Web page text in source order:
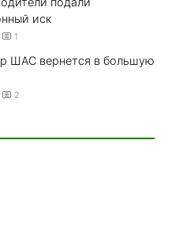
иск
1
ШАС вернется в большую
2